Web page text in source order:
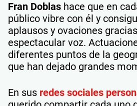
Fran Doblas hace que en
público vibre con él y
aplausos y ovaciones
espectacular voz.
diferentes puntos de la
que han dejado grandes
En sus redes sociales